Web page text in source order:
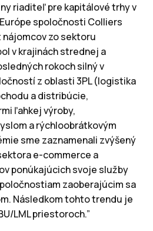
riaditeľ pre kapitálové trhy v
spoločnosti Colliers
nájomcov zo sektoru
v krajinách strednej a
rokoch silný v
z oblasti 3PL (logistika
a distribúcie,
ľahkej výroby,
a rýchloobrátkovým
sme zaznamenali zvýšený
e-commerce a
ponúkajúcich svoje služby
zaoberajúcim sa
Následkom tohto trendu je
LML priestoroch.”